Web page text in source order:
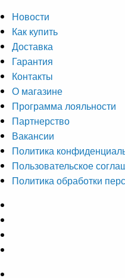
Новости
Как купить
Доставка
Гарантия
Контакты
О магазине
Программа лояльности
Партнерство
Вакансии
Политика
Пользовательское
Политика обработки